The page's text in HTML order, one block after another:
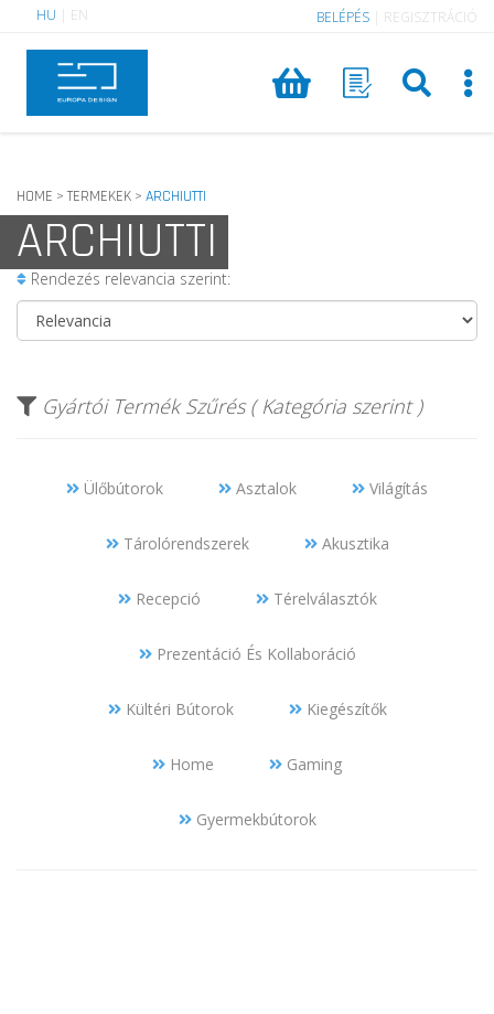
HU EN BELÉPÉS REGISZTRÁCIÓ
HOME > TERMEKEK > ARCHIUTTI
ARCHIUTTI
Rendezés relevancia szerint:
Gyártói Termék Szűrés ( Kategória szerint )
Ülőbútorok Asztalok Világítás
Tárolórendszerek Akusztika
Recepció Térelválasztók
Prezentáció És Kollaboráció
Kültéri Bútorok Kiegészítők
Home Gaming
Gyermekbútorok